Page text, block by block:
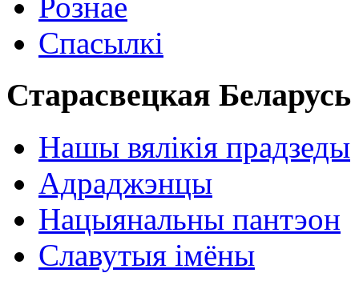
Рознае
Спасылкі
Старасвецкая Беларусь
Нашы вялікія прадзеды
Адраджэнцы
Нацыянальны пантэон
Славутыя імёны